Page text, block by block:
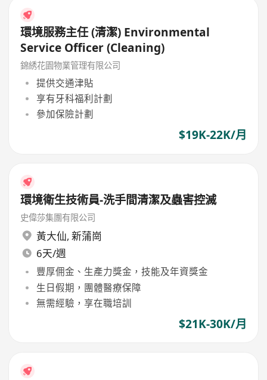
環境服務主任 (清潔) Environmental
Service Officer (Cleaning)
錦綉花園物業管理有限公司
提供交通津貼
享有牙科福利計劃
參加保險計劃
$19K-22K/月
環境衛生技術員-洗手間清潔及蟲害控滅
史偉莎集團有限公司
黃大仙, 新蒲崗
6天/週
豐厚佣金、生產力獎金，技能及年資獎金
生日假期，團體醫療保障
無需經驗，享在職培訓
$21K-30K/月